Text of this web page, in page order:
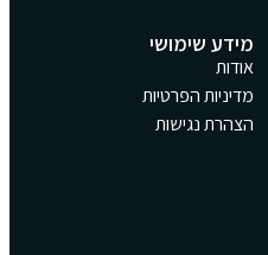
מידע שימושי
אודות
מדיניות הפרטיות
הצהרת נגישות